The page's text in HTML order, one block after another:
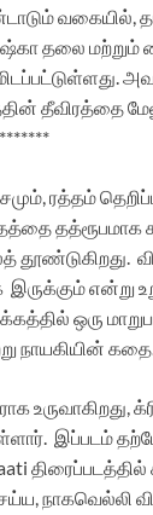
வகையில்,
தலை மற்றும்
தீவிரத்தை
ரத்தம்
தூண்டுகிறது.
என்று
ஒரு
நாயகியின்
இப்படம்
நாகவெல்லி